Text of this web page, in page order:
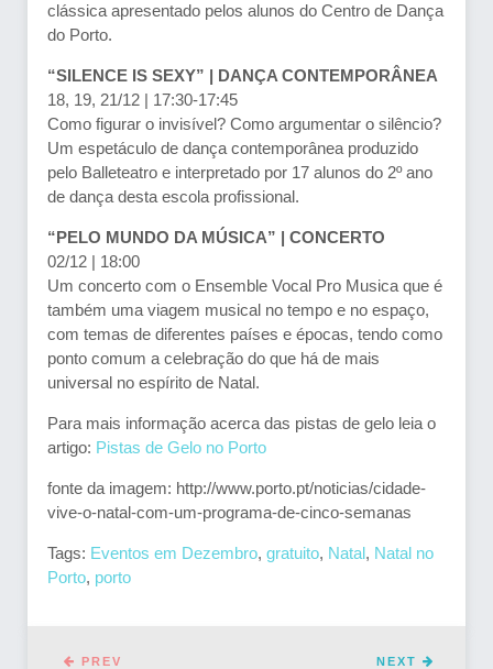
clássica apresentado pelos alunos do Centro de Dança
do Porto.
“SILENCE IS SEXY” | DANÇA CONTEMPORÂNEA
18, 19, 21/12 | 17:30-17:45
Como figurar o invisível? Como argumentar o silêncio?
Um espetáculo de dança contemporânea produzido
pelo Balleteatro e interpretado por 17 alunos do 2º ano
de dança desta escola profissional.
“PELO MUNDO DA MÚSICA” | CONCERTO
02/12 | 18:00
Um concerto com o Ensemble Vocal Pro Musica que é
também uma viagem musical no tempo e no espaço,
com temas de diferentes países e épocas, tendo como
ponto comum a celebração do que há de mais
universal no espírito de Natal.
Para mais informação acerca das pistas de gelo leia o
artigo: Pistas de Gelo no Porto
fonte da imagem: http://www.porto.pt/noticias/cidade-
vive-o-natal-com-um-programa-de-cinco-semanas
Tags: Eventos em Dezembro, gratuito, Natal, Natal no
Porto, porto
NEXT
PREV